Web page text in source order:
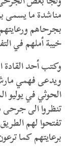
مناشدة ما يسمى
بجرحاهم
خيبة أملهم في
وكتب أحد القادة
ويدعى فهمي
الحوثي في يوليو
تنظروا الى جرحى
تفتحوا لهم
برعايتهم كما